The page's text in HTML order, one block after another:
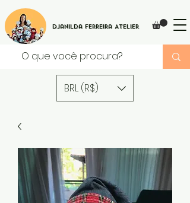
Djanilda Ferreira Atelier
BRL (R$)